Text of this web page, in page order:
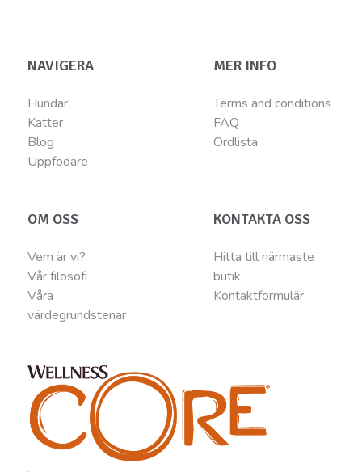
NAVIGERA
Hundar
Katter
Blog
Uppfodare
MER INFO
Terms and conditions
FAQ
Ordlista
OM OSS
Vem är vi?
Vår filosofi
Våra
värdegrundstenar
KONTAKTA OSS
Hitta till närmaste
butik
Kontaktformulär